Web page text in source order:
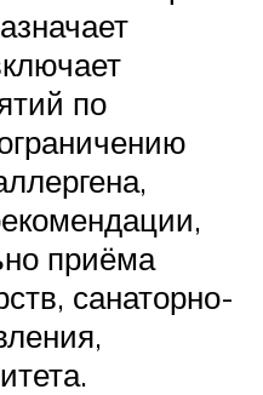
по
приёма
санаторно-